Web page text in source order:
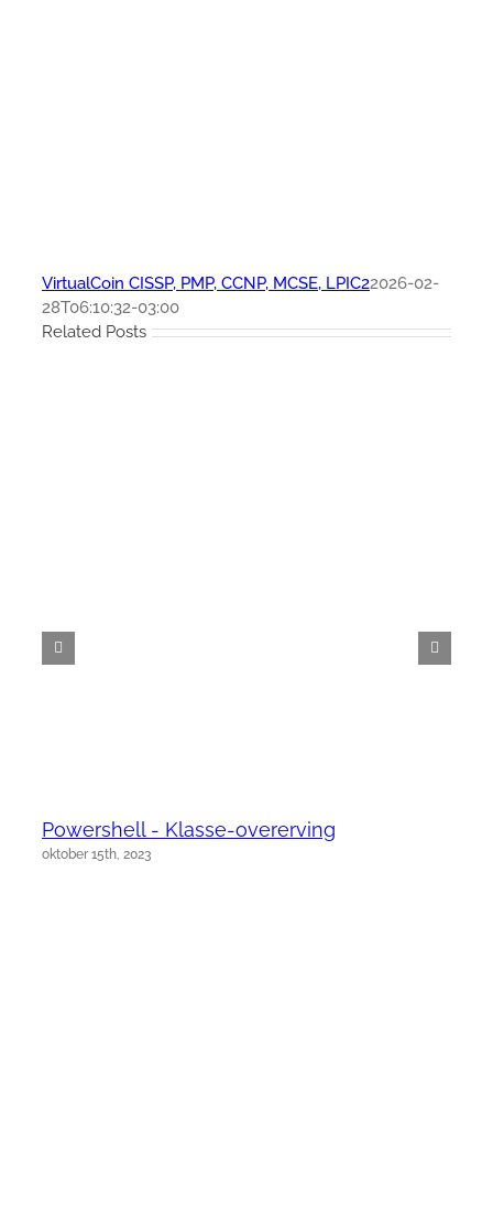
VirtualCoin CISSP, PMP, CCNP, MCSE, LPIC22026-02-
28T06:10:32-03:00
Related Posts
Powershell - Klasse-overerving
oktober 15th, 2023